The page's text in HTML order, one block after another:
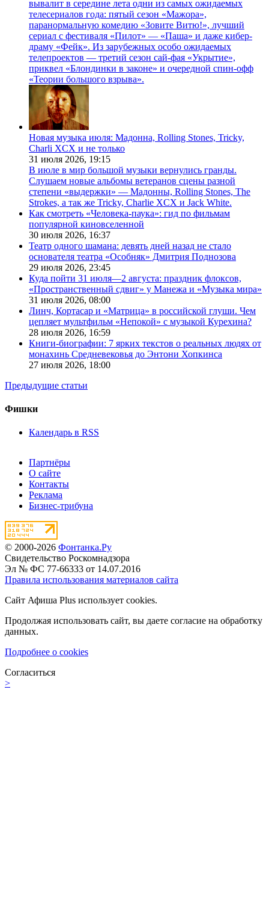
вывалит в середине лета одни из самых ожидаемых
телесериалов года: пятый сезон «Мажора»,
паранормальную комедию «Зовите Витю!», лучший
сериал с фестиваля «Пилот» — «Паша» и даже кибер-
драму «Фейк». Из зарубежных особо ожидаемых
телепроектов — третий сезон сай-фая «Укрытие»,
приквел «Блондинки в законе» и очередной спин-офф
«Теории большого взрыва».
Новая музыка июля: Мадонна, Rolling Stones, Tricky,
Charli XCX и не только
31 июля 2026, 19:15
В июле в мир большой музыки вернулись гранды.
Слушаем новые альбомы ветеранов сцены разной
степени «выдержки» — Мадонны, Rolling Stones, The
Strokes, а так же Tricky, Charlie XCX и Jack White.
Как смотреть «Человека-паука»: гид по фильмам
популярной киновселенной
30 июля 2026, 16:37
Театр одного шамана: девять дней назад не стало
основателя театра «Особняк» Дмитрия Поднозова
29 июля 2026, 23:45
Куда пойти 31 июля—2 августа: праздник флоксов,
«Пространственный сдвиг» у Манежа и «Музыка мира»
31 июля 2026, 08:00
Линч, Кортасар и «Матрица» в российской глуши. Чем
цепляет мультфильм «Непокой» с музыкой Курехина?
28 июля 2026, 16:59
Книги-биографии: 7 ярких текстов о реальных людях от
монахинь Средневековья до Энтони Хопкинса
27 июля 2026, 18:00
Предыдущие статьи
Фишки
Календарь в RSS
Партнёры
О сайте
Контакты
Реклама
Бизнес-трибуна
© 2000-2026 Фонтанка.Ру
Свидетельство Роскомнадзора
Эл № ФС 77-66333 от 14.07.2016
Правила использования материалов сайта
Сайт Афиша Plus использует cookies.
Продолжая использовать сайт, вы даете согласие на обработку
данных.
Подробнее о cookies
Согласиться
>